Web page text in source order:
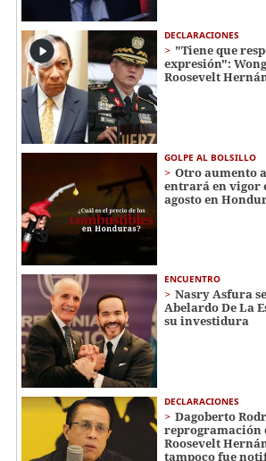
DECLARACIONES
"Tiene que
expresión":
Roosevelt
GOLPE AL BOLSILLO
Otro aumento
entrará en vigor
agosto en
ENCUENTRO
Nasry Asfura
Abelardo De La
su investidura
DECLARACIONES
Dagoberto
reprogramación
Roosevelt
tampoco fue